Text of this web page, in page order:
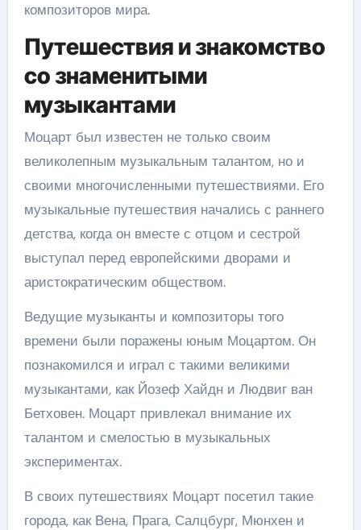
композиторов мира.
Путешествия и знакомство
со знаменитыми
музыкантами
Моцарт был известен не только своим
великолепным музыкальным талантом, но и
своими многочисленными путешествиями. Его
музыкальные путешествия начались с раннего
детства, когда он вместе с отцом и сестрой
выступал перед европейскими дворами и
аристократическим обществом.
Ведущие музыканты и композиторы того
времени были поражены юным Моцартом. Он
познакомился и играл с такими великими
музыкантами, как Йозеф Хайдн и Людвиг ван
Бетховен. Моцарт привлекал внимание их
талантом и смелостью в музыкальных
экспериментах.
В своих путешествиях Моцарт посетил такие
города, как Вена, Прага, Салцбург, Мюнхен и